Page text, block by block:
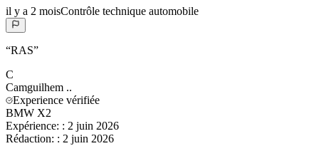
il y a 2 moisContrôle technique automobile
“RAS”
C
Camguilhem ..
Experience vérifiée
BMW X2
Expérience: : 2 juin 2026
Rédaction: : 2 juin 2026